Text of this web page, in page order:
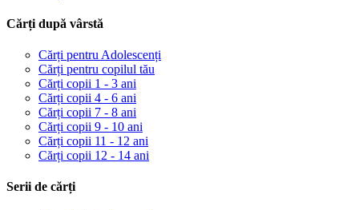
Cărți după vârstă
Cărți pentru Adolescenți
Cărți pentru copilul tău
Cărți copii 1 - 3 ani
Cărți copii 4 - 6 ani
Cărți copii 7 - 8 ani
Cărți copii 9 - 10 ani
Cărți copii 11 - 12 ani
Cărți copii 12 - 14 ani
Serii de cărți